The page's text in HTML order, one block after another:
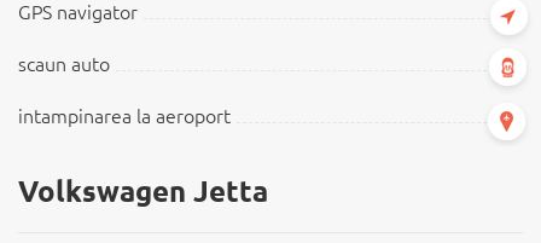
GPS navigator
scaun auto
intampinarea la aeroport
Volkswagen Jetta